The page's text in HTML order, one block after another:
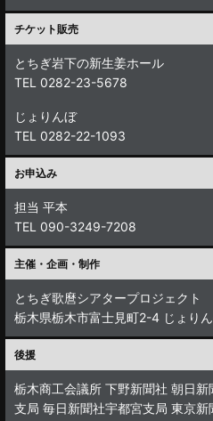
チケット販売
とちぎ岩下の新生姜ホール
TEL 0282-23-5678
じょりんぼ
TEL 0282-22-1093
お申込み
担当 平本
TEL 090-3249-7208
主催・企画・制作
とちぎ歌麿シアタープロジェクト
栃木県栃木市富士見町2-4 じょり
後援
栃木商工会議所 下野新聞社 朝日
支局 毎日新聞社宇都宮支局 東京